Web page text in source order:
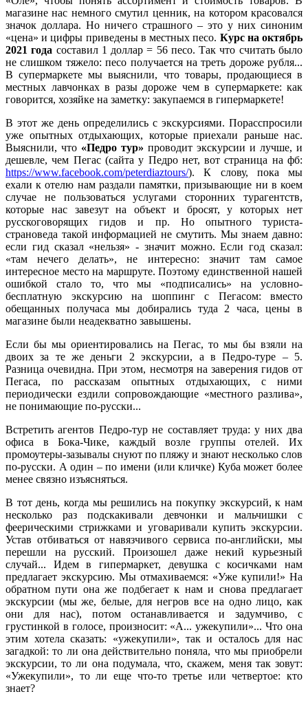
магазине нас немного смутил ценник, на котором красовался
значок доллара. Но ничего страшного – это у них синоним
«цена» и цифры приведены в местных песо. Курс на октябрь
2021 года составил 1 доллар = 56 песо. Так что считать было
не слишком тяжело: песо получается на треть дороже рубля...
В супермаркете мы выяснили, что товары, продающиеся в
местных лавчонках в разы дороже чем в супермаркете: как
говорится, хозяйке на заметку: закупаемся в гипермаркете!
В этот же день определились с экскурсиями. Порасспросили
уже опытных отдыхающих, которые приехали раньше нас.
Выяснили, что «Педро тур» проводит экскурсии и лучше, и
дешевле, чем Пегас (сайта у Педро нет, вот страница на фб:
https://www.facebook.com/peterdiaztours/). К слову, пока мы
ехали к отелю нам раздали памятки, призывающие ни в коем
случае не пользоваться услугами сторонних турагентств,
которые нас завезут на объект и бросят, у которых нет
русскоговорящих гидов и пр. Но опытного туриста-
страноведа такой информацией не смутить. Мы знаем давно:
если гид сказал «нельзя» - значит можно. Если год сказал:
«там нечего делать», не интересно: значит там самое
интересное место на маршруте. Поэтому единственной нашей
ошибкой стало то, что мы «подписались» на условно-
бесплатную экскурсию на шоппинг с Пегасом: вместо
обещанных получаса мы добирались туда 2 часа, цены в
магазине были неадекватно завышены.
Если бы мы ориентировались на Пегас, то мы бы взяли на
двоих за те же деньги 2 экскурсии, а в Педро-туре – 5.
Разница очевидна. При этом, несмотря на заверения гидов от
Пегаса, по рассказам опытных отдыхающих, с ними
периодически ездили сопровождающие «местного разлива»,
не понимающие по-русски...
Встретить агентов Педро-тур не составляет труда: у них два
офиса в Бока-Чике, каждый возле группы отелей. Их
промоутеры-зазывалы снуют по пляжу и знают несколько слов
по-русски. А один – по имени (или кличке) Куба может более
менее связно изъясняться.
В тот день, когда мы решились на покупку экскурсий, к нам
несколько раз подскакивали девчонки и мальчишки с
феерическими стрижками и уговаривали купить экскурсии.
Устав отбиваться от навязчивого сервиса по-английски, мы
перешли на русский. Произошел даже некий курьезный
случай... Идем в гипермаркет, девушка с косичками нам
предлагает экскурсию. Мы отмахиваемся: «Уже купили!» На
обратном пути она же подбегает к нам и снова предлагает
экскурсии (мы же, белые, для негров все на одно лицо, как
они для нас), потом останавливается и задумчиво, с
грустинкой в голосе, произносит: «А... ужекупили»... Что она
этим хотела сказать: «ужекупили», так и осталось для нас
загадкой: то ли она действительно поняла, что мы приобрели
экскурсии, то ли она подумала, что, скажем, меня так зовут:
«Ужекупили», то ли еще что-то третье или четвертое: кто
знает?